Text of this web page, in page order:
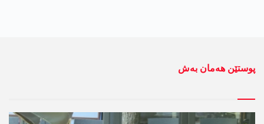
پوستێن ھەمان بەش